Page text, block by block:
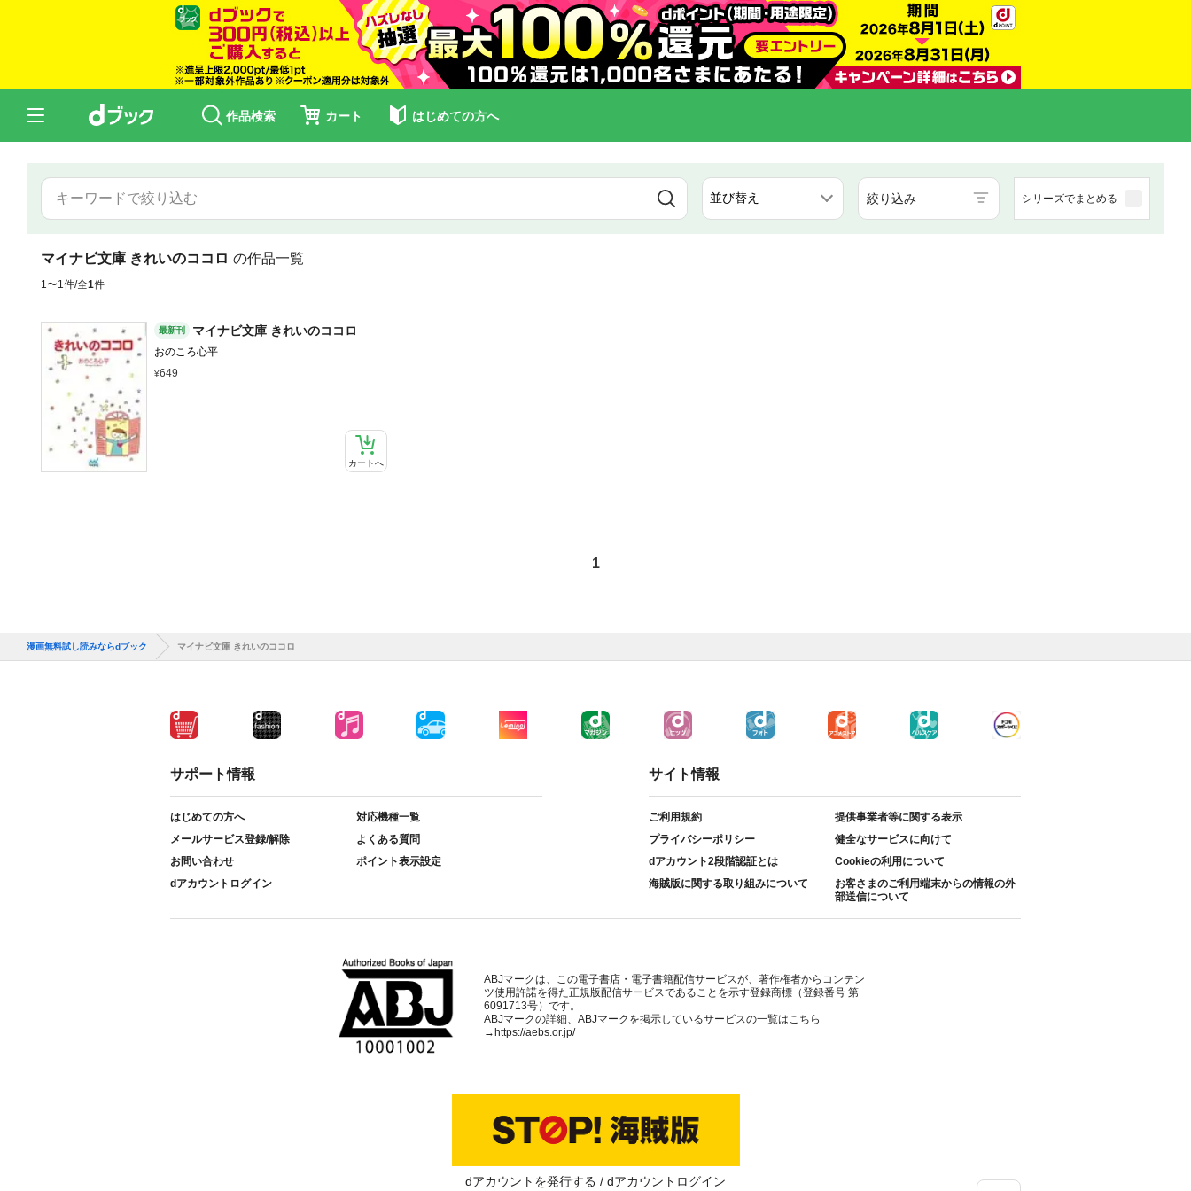
作品検索 カート はじめての方へ
絞り込み シリーズでまとめる
マイナビ文庫 きれいのココロ の作品一覧
1〜1件/全1件
最新刊 マイナビ文庫 きれいのココロ
おのころ心平
649
カートへ
1
漫画無料試し読みならdブック マイナビ文庫 きれいのココロ
サポート情報
はじめての方へ
対応機種一覧
メールサービス登録/解除
よくある質問
お問い合わせ
ポイント表示設定
dアカウントログイン
サイト情報
ご利用規約
提供事業者等に関する表示
プライバシーポリシー
健全なサービスに向けて
dアカウント2段階認証とは
Cookieの利用について
海賊版に関する取り組みについて
お客さまのご利用端末からの情報の外
部送信について
ABJマークは、この電子書店・電子書籍配信サービスが、著作権者からコンテン
ツ使用許諾を得た正規版配信サービスであることを示す登録商標（登録番号 第
6091713号）です。
ABJマークの詳細、ABJマークを掲示しているサービスの一覧はこちら
→ https://aebs.or.jp/
dアカウントを発行する dアカウントログイン